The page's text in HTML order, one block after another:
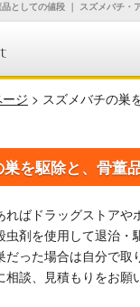
としての値段 ｜ スズメバチ・
ジ > スズメバチの巣
を駆除と、骨董
ればドラッグストアや
虫剤を使用して退治・
だった場合は自分で取
相談、見積もりをお願